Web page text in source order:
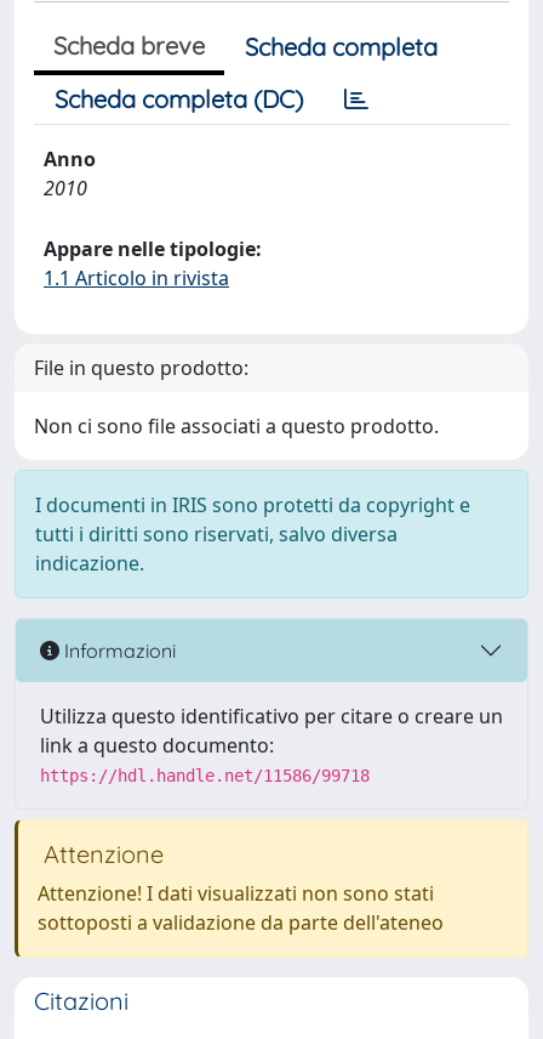
Scheda breve
Scheda completa
Scheda completa (DC)
Anno
2010
Appare nelle tipologie:
1.1 Articolo in rivista
File in questo prodotto:
Non ci sono file associati a questo prodotto.
I documenti in IRIS sono protetti da copyright e
tutti i diritti sono riservati, salvo diversa
indicazione.
Informazioni
Utilizza questo identificativo per citare o creare un
link a questo documento:
https://hdl.handle.net/11586/99718
Attenzione
Attenzione! I dati visualizzati non sono stati
sottoposti a validazione da parte dell'ateneo
Citazioni